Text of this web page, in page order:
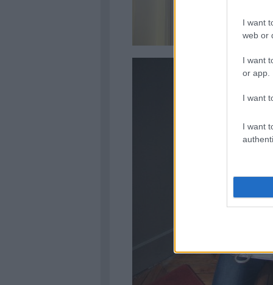
I want
web or
I want
or app.
I want
I want